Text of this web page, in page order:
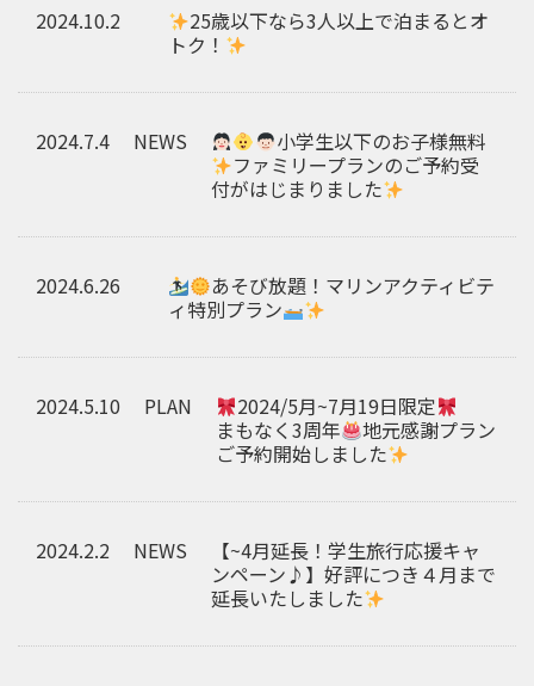
2024.10.2
25歳以下なら3人以上で泊まるとオ
トク！
2024.7.4 NEWS
小学生以下のお子様無料
ファミリープランのご予約受
付がはじまりました
2024.6.26
あそび放題！マリンアクティビテ
ィ特別プラン
2024.5.10 PLAN
2024/5月~7月19日限定
まもなく3周年
地元感謝プラン
ご予約開始しました
2024.2.2 NEWS
【~4月延長！学生旅行応援キャ
ンペーン♪】好評につき４月まで
延長いたしました